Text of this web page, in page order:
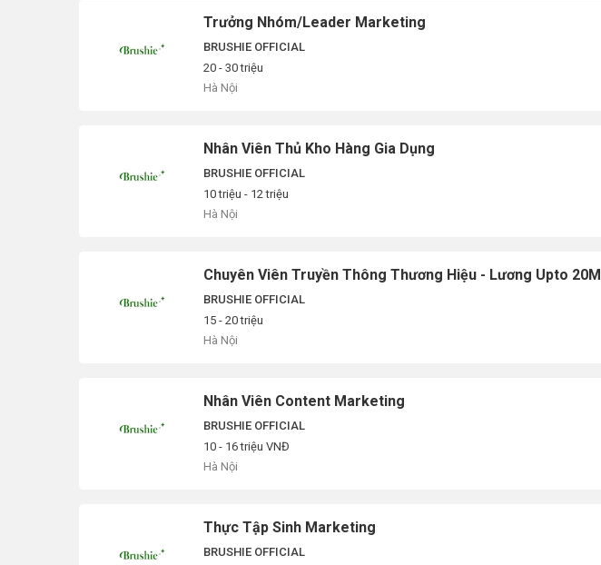
Trưởng Nhóm/Leader Marketing
BRUSHIE OFFICIAL
20 - 30 triệu
Hà Nội
Nhân Viên Thủ Kho Hàng Gia Dụng
BRUSHIE OFFICIAL
10 triệu - 12 triệu
Hà Nội
Chuyên Viên Truyền Thông Thương Hiệu - Lương Upto 20M
BRUSHIE OFFICIAL
15 - 20 triệu
Hà Nội
Nhân Viên Content Marketing
BRUSHIE OFFICIAL
10 - 16 triệu VNĐ
Hà Nội
Thực Tập Sinh Marketing
BRUSHIE OFFICIAL